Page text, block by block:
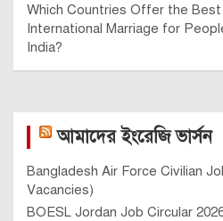
Which Countries Offer the
International Marriage for
India?
আমাদের ইংরেজি ভার্সন
Bangladesh Air Force Civilian
Vacancies)
BOESL Jordan Job Circular